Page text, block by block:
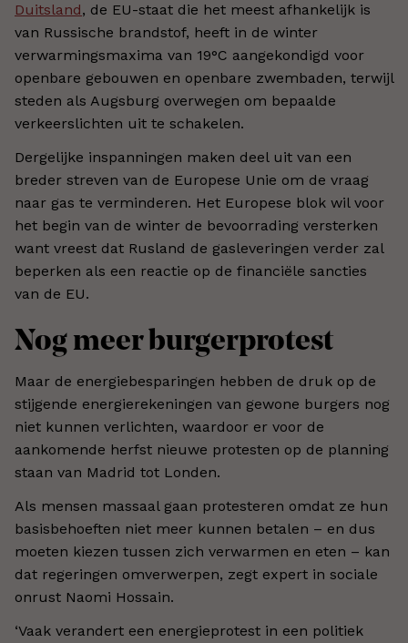
Duitsland, de EU-staat die het meest afhankelijk is
van Russische brandstof, heeft in de winter
verwarmingsmaxima van 19°C aangekondigd voor
openbare gebouwen en openbare zwembaden, terwijl
steden als Augsburg overwegen om bepaalde
verkeerslichten uit te schakelen.
Dergelijke inspanningen maken deel uit van een
breder streven van de Europese Unie om de vraag
naar gas te verminderen. Het Europese blok wil voor
het begin van de winter de bevoorrading versterken
want vreest dat Rusland de gasleveringen verder zal
beperken als een reactie op de financiële sancties
van de EU.
Nog meer burgerprotest
Maar de energiebesparingen hebben de druk op de
stijgende energierekeningen van gewone burgers nog
niet kunnen verlichten, waardoor er voor de
aankomende herfst nieuwe protesten op de planning
staan van Madrid tot Londen.
Als mensen massaal gaan protesteren omdat ze hun
basisbehoeften niet meer kunnen betalen – en dus
moeten kiezen tussen zich verwarmen en eten – kan
dat regeringen omverwerpen, zegt expert in sociale
onrust Naomi Hossain.
‘Vaak verandert een energieprotest in een politiek